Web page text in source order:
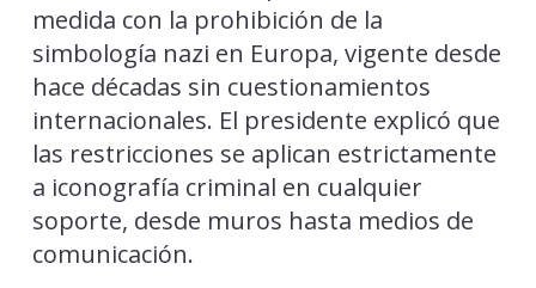
medida con la prohibición de la
simbología nazi en Europa, vigente desde
hace décadas sin cuestionamientos
internacionales. El presidente explicó que
las restricciones se aplican estrictamente
a iconografía criminal en cualquier
soporte, desde muros hasta medios de
comunicación.